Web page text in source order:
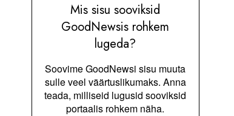
Mis sisu sooviksid
GoodNewsis rohkem
lugeda?
Soovime GoodNewsi sisu muuta
sulle veel väärtuslikumaks. Anna
teada, milliseid lugusid sooviksid
portaalis rohkem näha.